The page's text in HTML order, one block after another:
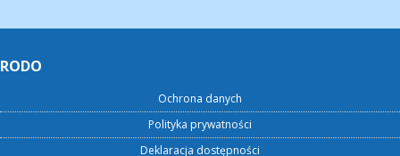
RODO
Ochrona danych
Polityka prywatności
Deklaracja dostępności